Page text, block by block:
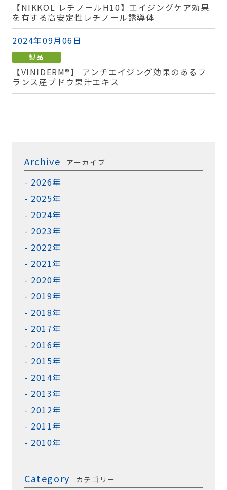
【NIKKOL レチノールH10】エイジングケア効果
を有する高安定性レチノール誘導体
2024年09月06日
製品
【VINIDERM®】 アンチエイジング効果のあるフ
ランス産ブドウ果汁エキス
Archive アーカイブ
2026年
2025年
2024年
2023年
2022年
2021年
2020年
2019年
2018年
2017年
2016年
2015年
2014年
2013年
2012年
2011年
2010年
Category カテゴリー